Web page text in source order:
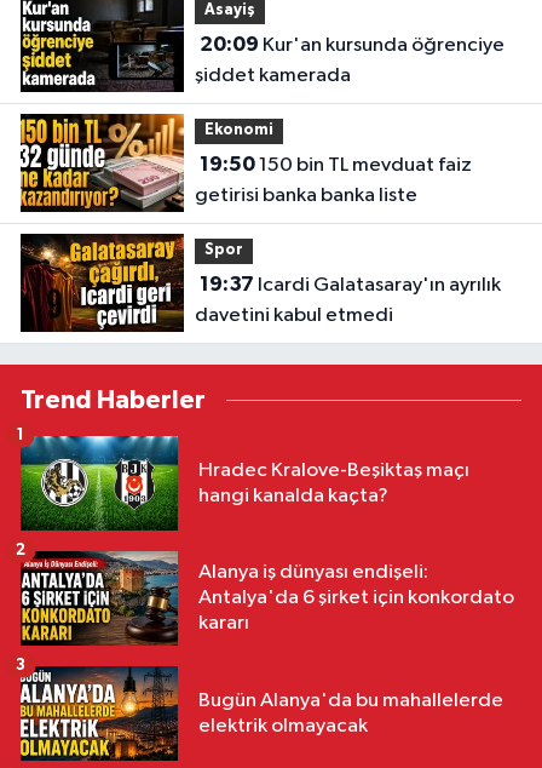
Asayiş
20:09
şiddet kamerada
Ekonomi
19:50150 bin TL mevduat faiz
getirisi banka banka liste
Spor
19:37
davetini kabul etmedi
Trend Haberler
Hradec Kralove-Beşiktaş maçı
hangi kanalda kaçta?
1
Alanya iş dünyası endişeli:
Antalya'da 6 şirket için konkordato
kararı
2
Bugün Alanya'da bu mahallelerde
elektrik olmayacak
3